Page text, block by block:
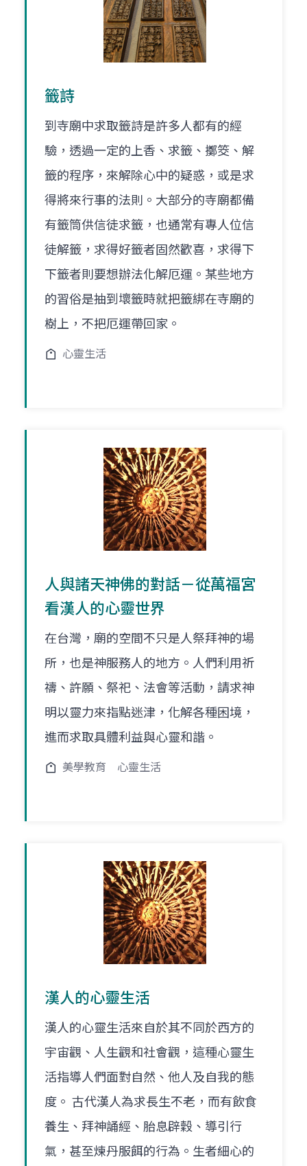
籤詩
到寺廟中求取籤詩是許多人都有的經
驗，透過一定的上香、求籤、擲筊、解
籤的程序，來解除心中的疑惑，或是求
得將來行事的法則。大部分的寺廟都備
有籤筒供信徒求籤，也通常有專人位信
徒解籤，求得好籤者固然歡喜，求得下
下籤者則要想辦法化解厄運。某些地方
的習俗是抽到壞籤時就把籤綁在寺廟的
樹上，不把厄運帶回家。
心靈生活
人與諸天神佛的對話－從萬福宮
看漢人的心靈世界
在台灣，廟的空間不只是人祭拜神的場
所，也是神服務人的地方。人們利用祈
禱、許願、祭祀、法會等活動，請求神
明以靈力來指點迷津，化解各種困境，
進而求取具體利益與心靈和諧。
美學教育 心靈生活
漢人的心靈生活
漢人的心靈生活來自於其不同於西方的
宇宙觀、人生觀和社會觀，這種心靈生
活指導人們面對自然、他人及自我的態
度。 古代漢人為求長生不老，而有飲食
養生、拜神誦經、胎息辟穀、導引行
氣，甚至煉丹服餌的行為。生者細心的